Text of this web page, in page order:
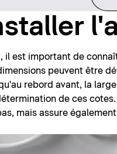
il est important de
peuvent être
rebord avant, la
de ces
mais assure